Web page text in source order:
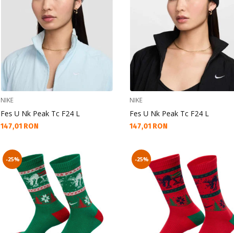
NIKE
Fes U Nk Peak Tc F24 L
Текуща цена:
147,01 RON
NIKE
Fes U Nk Peak Tc F24 L
Текуща цена:
147,01 RON
-25% -25%